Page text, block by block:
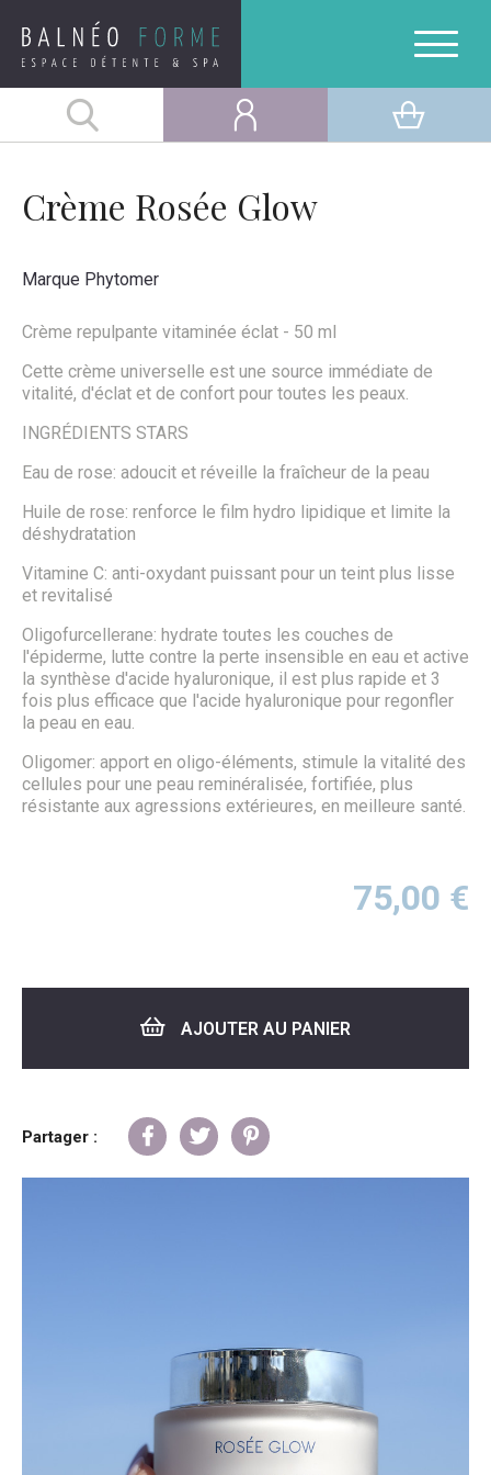
Crème Rosée Glow
Marque Phytomer
Crème repulpante vitaminée éclat - 50 ml
Cette crème universelle est une source immédiate de
vitalité, d'éclat et de confort pour toutes les peaux.
INGRÉDIENTS STARS
Eau de rose: adoucit et réveille la fraîcheur de la peau
Huile de rose: renforce le film hydro lipidique et limite la
déshydratation
Vitamine C: anti-oxydant puissant pour un teint plus lisse
et revitalisé
Oligofurcellerane: hydrate toutes les couches de
l'épiderme, lutte contre la perte insensible en eau et active
la synthèse d'acide hyaluronique, il est plus rapide et 3
fois plus efficace que l'acide hyaluronique pour regonfler
la peau en eau.
Oligomer: apport en oligo-éléments, stimule la vitalité des
cellules pour une peau reminéralisée, fortifiée, plus
résistante aux agressions extérieures, en meilleure santé.
75,00 €
AJOUTER AU PANIER
Partager :